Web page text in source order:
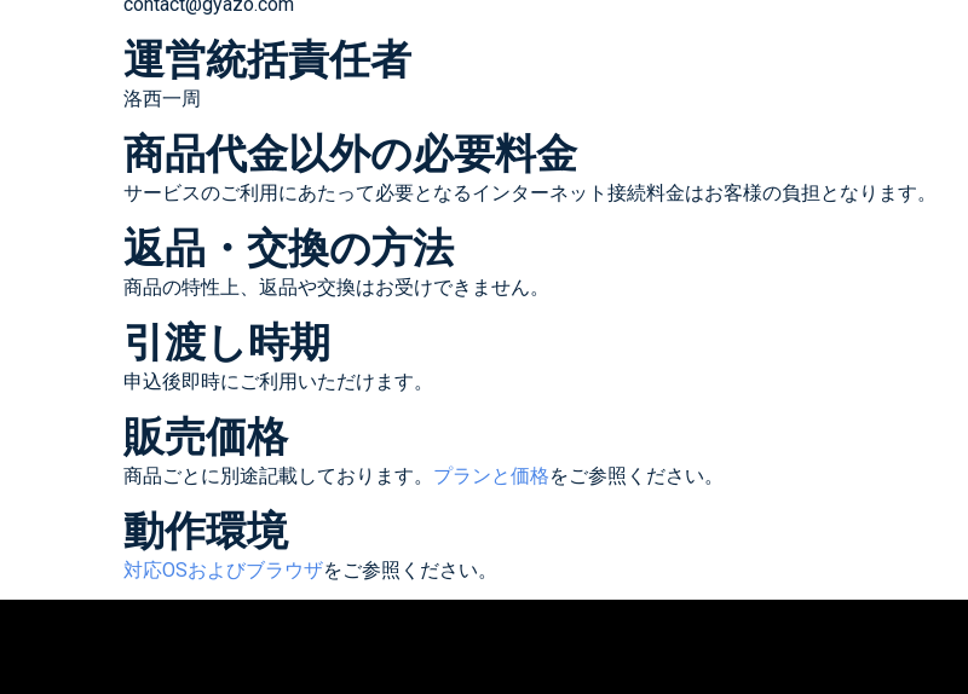
運営統括責任者
洛西一周
商品代金以外の必要料金
サービスのご利用にあたって必要となるインターネット接続料金はお客様の負担となります。
返品・交換の方法
商品の特性上、返品や交換はお受けできません。
引渡し時期
申込後即時にご利用いただけます。
販売価格
商品ごとに別途記載しております。 プランと価格をご参照ください。
動作環境
対応OSおよびブラウザをご参照ください。